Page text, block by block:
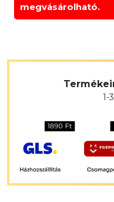
megvásárolható.
1-